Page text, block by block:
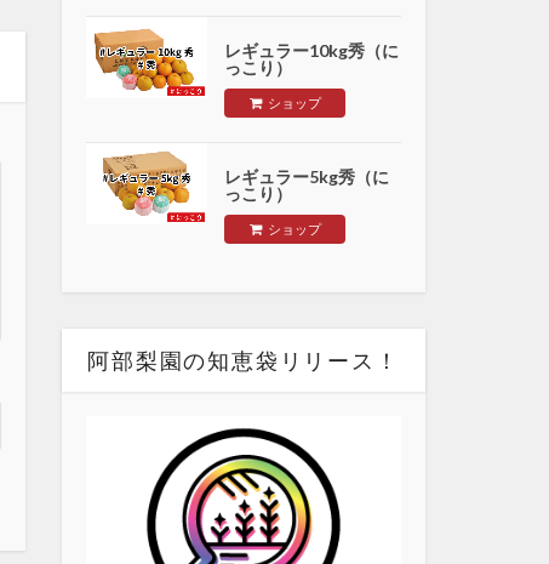
レギュラー10kg秀（に
っこり）
ショップ
レギュラー5kg秀（に
っこり）
ショップ
阿部梨園の知恵袋リリース！